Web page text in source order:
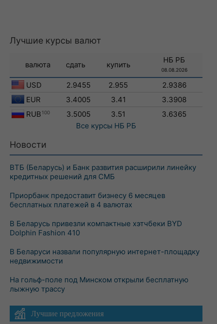
Лучшие курсы валют
валюта сдать купить
НБ РБ
08.08.2026
USD 2.9455 2.955
2.9386
EUR
3.4005 3.41
3.3908
RUB 100 3.5005 3.51
3.6365
Все курсы НБ РБ
Новости
ВТБ (Беларусь) и Банк развития расширили линейку
кредитных решений для СМБ
Приорбанк предоставит бизнесу 6 месяцев
бесплатных платежей в 4 валютах
В Беларусь привезли компактные хэтчбеки BYD
Dolphin Fashion 410
В Беларуси назвали популярную интернет-площадку
недвижимости
На гольф-поле под Минском открыли бесплатную
лыжную трассу
Лучшие предложения